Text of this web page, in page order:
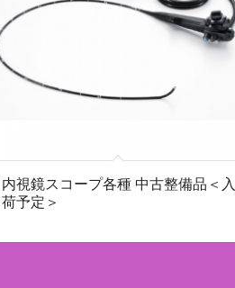
内視鏡スコープ各種 中古整備品＜入
荷予定＞